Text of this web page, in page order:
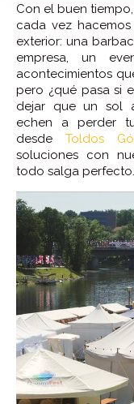
Con el buen
cada vez
exterior: una
empresa, un
acontecimientos
pero ¿qué pasa si
dejar que un sol
echen a perder
desdeToldos
soluciones con
todo salga perfecto.